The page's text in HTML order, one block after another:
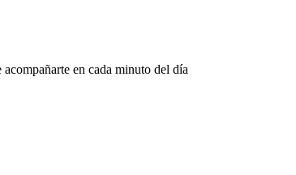
en cada minuto del día